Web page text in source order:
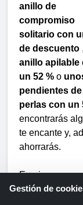
anillo de
compromiso
solitario con
de descuento
anillo apilable
un 52 % o
pendientes de
perlas con un
encontrarás
te encante y,
ahorrarás.
Empieza a
ahora en
Gestión de